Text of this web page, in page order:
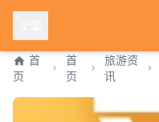
首
页
首
页
旅游资
讯